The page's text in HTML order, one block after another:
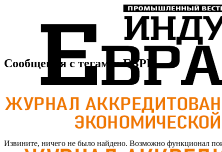
Сообщения с тегами: ЕБРР
Извините, ничего не было найдено. Возможно функционал